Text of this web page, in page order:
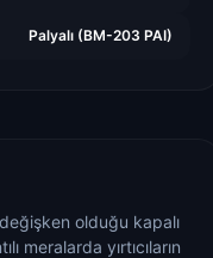
Palyalı (BM-203 PAI)
değişken olduğu kapalı
meralarda yırtıcıların